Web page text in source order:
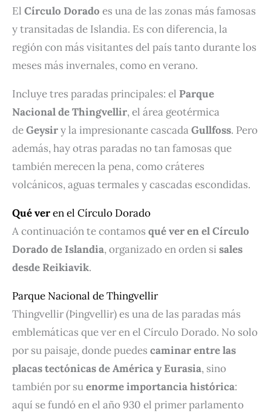
El Círculo Dorado es una de las zonas más famosas
y transitadas de Islandia. Es con diferencia, la
región con más visitantes del país tanto durante los
meses más invernales, como en verano.
Incluye tres paradas principales: el Parque
Nacional de Thingvellir, el área geotérmica
deGeysiry la impresionante cascadaGullfoss. Pero
además, hay otras paradas no tan famosas que
también merecen la pena, como cráteres
volcánicos, aguas termales y cascadas escondidas.
Qué veren el Círculo Dorado
A continuación te contamos qué ver en el Círculo
Dorado de Islandia, organizado en orden si sales
desde Reikiavik.
Parque Nacional de Thingvellir
Thingvellir (Þingvellir) es una de las paradas más
emblemáticas que ver en el Círculo Dorado. No solo
por su paisaje, donde puedes caminar entre las
placas tectónicas de América y Eurasia, sino
también por suenorme importancia histórica:
aquí se fundó en el año 930 el primer parlamento